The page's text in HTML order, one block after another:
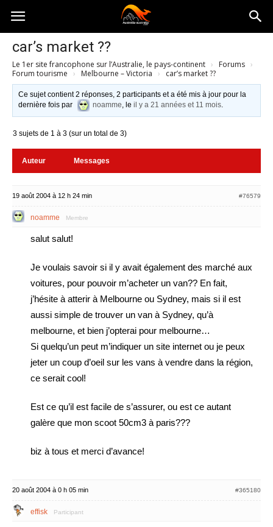
Australia-
australie.com
car’s market ??
Le 1er site francophone sur l’Australie, le pays-continent › Forums ›
Forum tourisme › Melbourne – Victoria › car’s market ??
Ce sujet contient 2 réponses, 2 participants et a été mis à jour pour la
dernière fois par
noamme, leil y a 21 années et 11 mois.
3 sujets de 1 à 3 (sur un total de 3)
Auteur Messages
19 août 2004 à 12 h 24 min #76579
noamme Membre
salut salut!
Je voulais savoir si il y avait également des marché aux
voitures, pour pouvoir m’acheter un van?? En fait,
j’hésite à atterir à Melbourne ou Sydney, mais si il est
aussi simple de trouver un van à Sydney, qu’à
melbourne, et bien j’opterai pour melbourne…
Si quelqu’un peut m’indiquer un site internet ou je peux
jeter un coup d’oeil sur les vans à vendre dans la région,
ce serait cool!
Est ce qu’il est facile de s’assurer, ou est ce autant
galère que mon scoot 50cm3 à paris???
biz à tous et merci d’avance!
20 août 2004 à 0 h 05 min #365180
effisk Participant